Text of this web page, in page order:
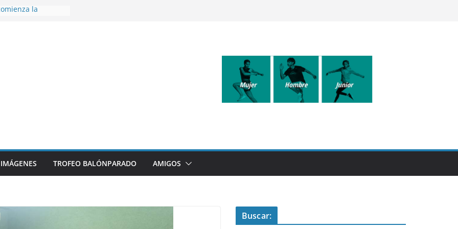
la
sumando
26/27
en el
de
IMÁGENES TROFEO BALÓNPARADO AMIGOS
Buscar: